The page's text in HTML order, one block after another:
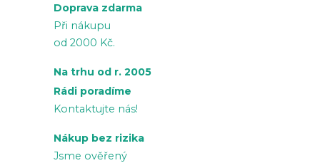
Doprava zdarma
Při nákupu
od 2000 Kč.
Na trhu od r. 2005
Rádi poradíme
Kontaktujte nás!
Nákup bez rizika
Jsme ověřený